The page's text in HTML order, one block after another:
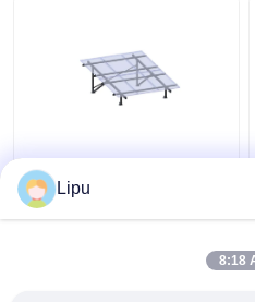
Outre de poly mono de
système
photovoltaïque de
Lipu
8:18